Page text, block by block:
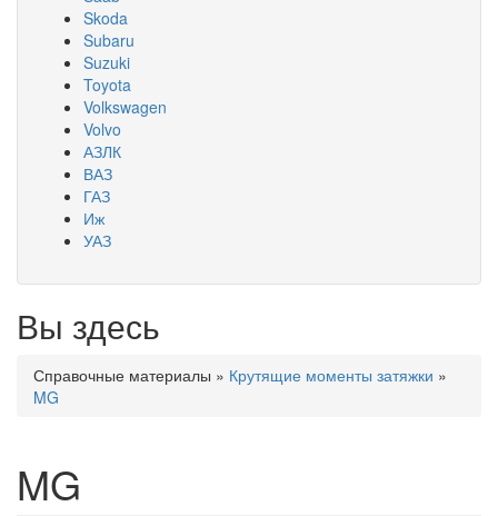
Skoda
Subaru
Suzuki
Toyota
Volkswagen
Volvo
АЗЛК
ВАЗ
ГАЗ
Иж
УАЗ
Вы здесь
Справочные материалы » Крутящие моменты затяжки »
MG
MG